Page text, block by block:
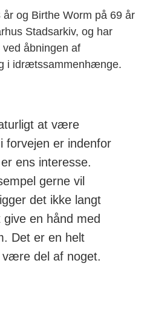
og Birthe Worm på 69 år
Stadsarkiv, og har
åbningen af
i idrætssammenhænge.
at være
forvejen er indenfor
ens interesse.
gerne vil
det ikke langt
en hånd med
Det er en helt
del af noget.